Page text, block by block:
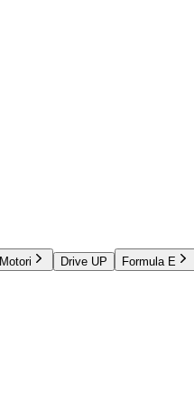
Motori Drive UP Formula E